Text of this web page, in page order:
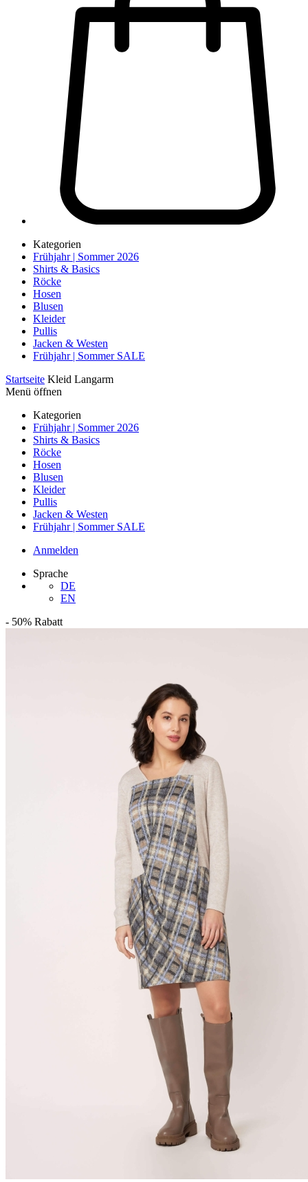
Kategorien
Frühjahr | Sommer 2026
Shirts & Basics
Röcke
Hosen
Blusen
Kleider
Pullis
Jacken & Westen
Frühjahr | Sommer SALE
Startseite Kleid Langarm
Menü öffnen
Kategorien
Frühjahr | Sommer 2026
Shirts & Basics
Röcke
Hosen
Blusen
Kleider
Pullis
Jacken & Westen
Frühjahr | Sommer SALE
Anmelden
Sprache
DE
EN
- 50% Rabatt